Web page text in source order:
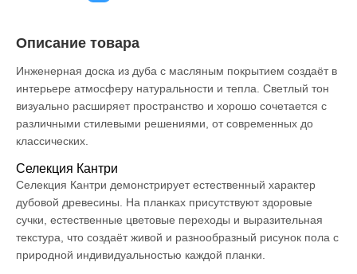
Описание товара
Инженерная доска из дуба с масляным покрытием создаёт в
интерьере атмосферу натуральности и тепла. Светлый тон
визуально расширяет пространство и хорошо сочетается с
различными стилевыми решениями, от современных до
классических.
Селекция Кантри
Селекция Кантри демонстрирует естественный характер
дубовой древесины. На планках присутствуют здоровые
сучки, естественные цветовые переходы и выразительная
текстура, что создаёт живой и разнообразный рисунок пола с
природной индивидуальностью каждой планки.